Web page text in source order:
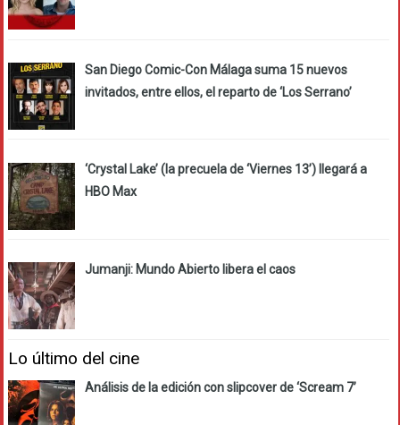
San Diego Comic-Con Málaga suma 15 nuevos
invitados, entre ellos, el reparto de ‘Los Serrano’
‘Crystal Lake’ (la precuela de ‘Viernes 13’) llegará a
HBO Max
Jumanji: Mundo Abierto libera el caos
Lo último del cine
Análisis de la edición con slipcover de ‘Scream 7’